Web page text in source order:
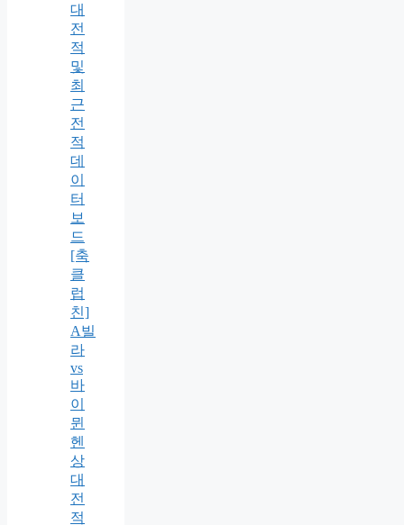
대
전
적
및
최
근
전
적
데
이
터
보
드
[축
클
럽
친]
A빌
라
vs
바
이
뮌
헨
상
대
전
적